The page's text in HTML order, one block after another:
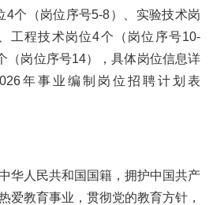
4个（岗位序号5-8）、实验技术岗
工程技术岗位4个（岗位序号10-
（岗位序号14），具体岗位信息详
年事业编制岗位招聘计划表
华人民共和国国籍，拥护中国共产
爱教育事业，贯彻党的教育方针，